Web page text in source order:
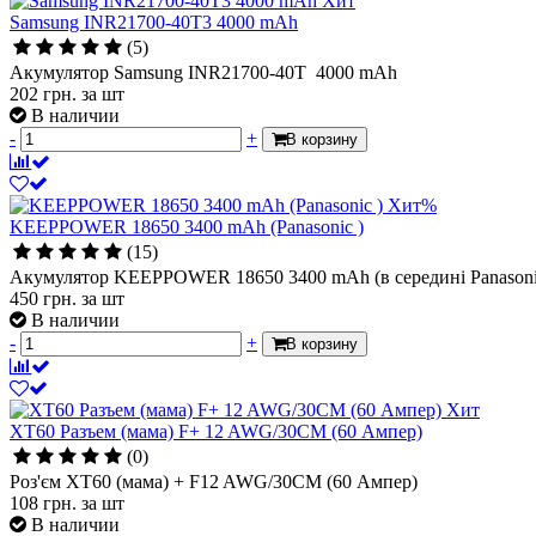
Samsung INR21700-40T3 4000 mAh
(5)
Акумулятор Samsung INR21700-40T 4000 mAh
202 грн. за шт
В наличии
-
+ В корзину
Хит%
KEEPPOWER 18650 3400 mAh (Panasonic )
(15)
Акумулятор KEEPPOWER 18650 3400 mAh (в середині
450 грн. за шт
В наличии
-
+ В корзину
Хит
XT60 Разъем (мама) F+ 12 AWG/30СМ (60 Ампер)
(0)
Роз'єм XT60 (мама) + F12 AWG/30СМ (60 Ампер)
108 грн. за шт
В наличии